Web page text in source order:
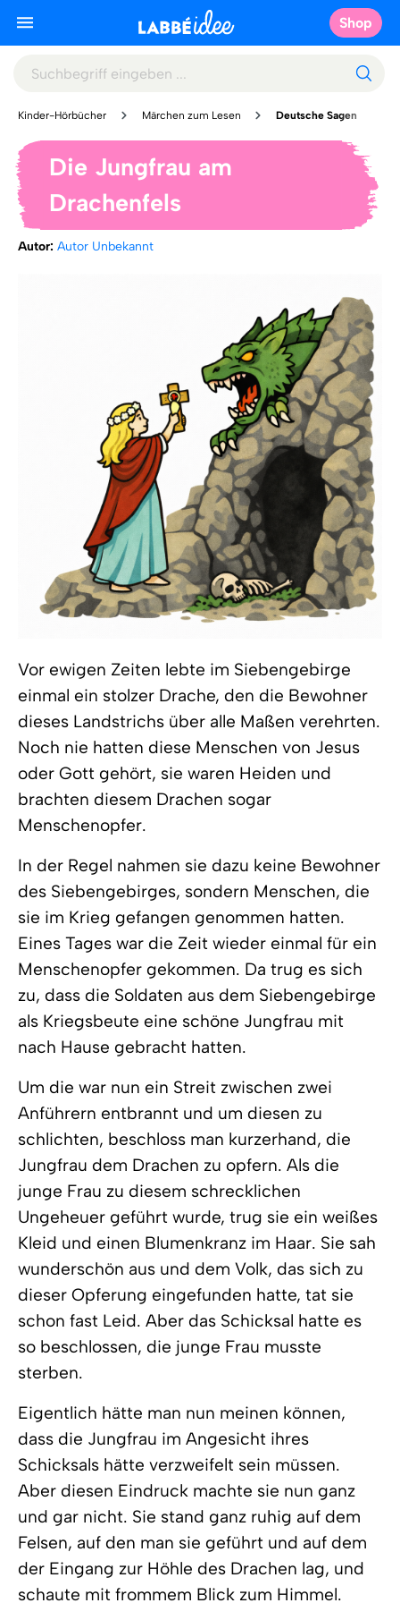
Shop
Kinder-Hörbücher Märchen zum Lesen Deutsche Sagen
Die Jungfrau am
Drachenfels
Autor: Autor Unbekannt
Vor ewigen Zeiten lebte im Siebengebirge
einmal ein stolzer Drache, den die Bewohner
dieses Landstrichs über alle Maßen verehrten.
Noch nie hatten diese Menschen von Jesus
oder Gott gehört, sie waren Heiden und
brachten diesem Drachen sogar
Menschenopfer.
In der Regel nahmen sie dazu keine Bewohner
des Siebengebirges, sondern Menschen, die
sie im Krieg gefangen genommen hatten.
Eines Tages war die Zeit wieder einmal für ein
Menschenopfer gekommen. Da trug es sich
zu, dass die Soldaten aus dem Siebengebirge
als Kriegsbeute eine schöne Jungfrau mit
nach Hause gebracht hatten.
Um die war nun ein Streit zwischen zwei
Anführern entbrannt und um diesen zu
schlichten, beschloss man kurzerhand, die
Jungfrau dem Drachen zu opfern. Als die
junge Frau zu diesem schrecklichen
Ungeheuer geführt wurde, trug sie ein weißes
Kleid und einen Blumenkranz im Haar. Sie sah
wunderschön aus und dem Volk, das sich zu
dieser Opferung eingefunden hatte, tat sie
schon fast Leid. Aber das Schicksal hatte es
so beschlossen, die junge Frau musste
sterben.
Eigentlich hätte man nun meinen können,
dass die Jungfrau im Angesicht ihres
Schicksals hätte verzweifelt sein müssen.
Aber diesen Eindruck machte sie nun ganz
und gar nicht. Sie stand ganz ruhig auf dem
Felsen, auf den man sie geführt und auf dem
der Eingang zur Höhle des Drachen lag, und
schaute mit frommem Blick zum Himmel.